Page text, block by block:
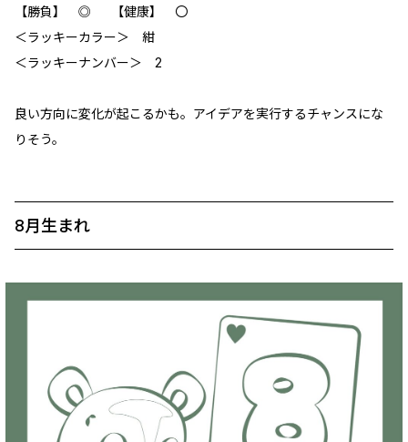
【勝負】 ◎ 【健康】 〇
＜ラッキーカラー＞ 紺
＜ラッキーナンバー＞ 2
良い方向に変化が起こるかも。アイデアを実行するチャンスにな
りそう。
8月生まれ